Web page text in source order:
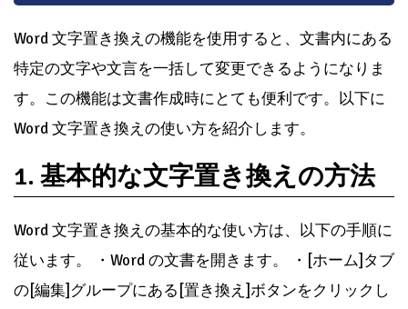
Word 文字置き換えの機能を使用すると、文書内にある
特定の文字や文言を一括して変更できるようになりま
す。この機能は文書作成時にとても便利です。以下に
Word 文字置き換えの使い方を紹介します。
1. 基本的な文字置き換えの方法
Word 文字置き換えの基本的な使い方は、以下の手順に
従います。 ・Word の文書を開きます。 ・[ホーム]タブ
の[編集]グループにある[置き換え]ボタンをクリックし